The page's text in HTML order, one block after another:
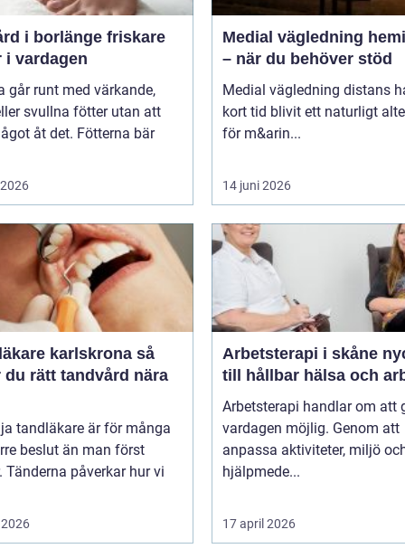
i borlänge friskare
i vardagen
går runt med värkande,
svullna fötter utan att
åt det. Fötterna bär
Medial vägledning
– när du behöver stöd
Medial vägledning distans
kort tid blivit ett naturligt
för m&arin...
14 juni 2026
karlskrona så
du rätt tandvård nära
tandläkare är för många
beslut än man först
Tänderna påverkar hur vi
Arbetsterapi i skåne nyckeln
till hållbar hälsa och
Arbetsterapi handlar om att
vardagen möjlig. Genom att
anpassa aktiviteter, miljö
hjälpmede...
17 april 2026